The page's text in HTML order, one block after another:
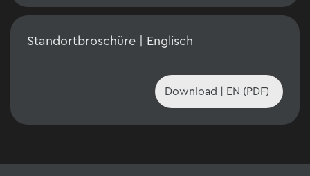
Standortbroschüre | Englisch
Download | EN (PDF)